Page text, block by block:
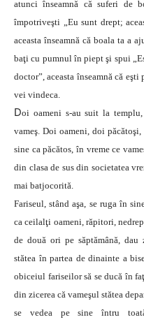
atunci înseamnă că suferi de
împotriveşti „Eu sunt drept;
aceasta înseamnă că boala ta a
baţi cu pumnul în piept şi spui
doctor”, aceasta înseamnă că
vei vindeca.
Doi oameni s-au suit la
vameş. Doi oameni, doi
sine ca păcătos, în vreme ce
din clasa de sus din societatea
mai batjocorită.
Fariseul, stând aşa, se ruga în
ca ceilalţi oameni, răpitori,
de două ori pe săptămână,
stătea în partea de dinainte a
obiceiul fariseilor să se ducă în
din zicerea că vameşul stătea
se vedea pe sine întru